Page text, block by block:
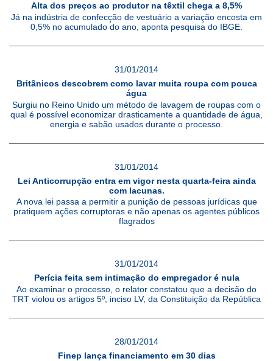
Alta dos preços ao produtor na têxtil chega a 8,5%
Já na indústria de confecção de vestuário a variação encosta em
0,5% no acumulado do ano, aponta pesquisa do IBGE.
31/01/2014
Britânicos descobrem como lavar muita roupa com pouca
água
Surgiu no Reino Unido um método de lavagem de roupas com o
qual é possível economizar drasticamente a quantidade de água,
energia e sabão usados durante o processo.
31/01/2014
Lei Anticorrupção entra em vigor nesta quarta-feira ainda
com lacunas.
A nova lei passa a permitir a punição de pessoas jurídicas que
pratiquem ações corruptoras e não apenas os agentes públicos
flagrados
31/01/2014
Perícia feita sem intimação do empregador é nula
Ao examinar o processo, o relator constatou que a decisão do
TRT violou os artigos 5º, inciso LV, da Constituição da República
28/01/2014
Finep lança financiamento em 30 dias